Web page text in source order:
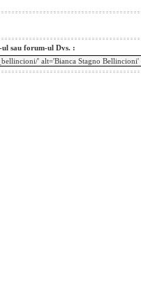
ul sau forum-ul Dvs. :